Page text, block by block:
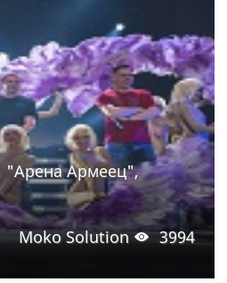
"Арена Армеец",
Moko Solution 3994